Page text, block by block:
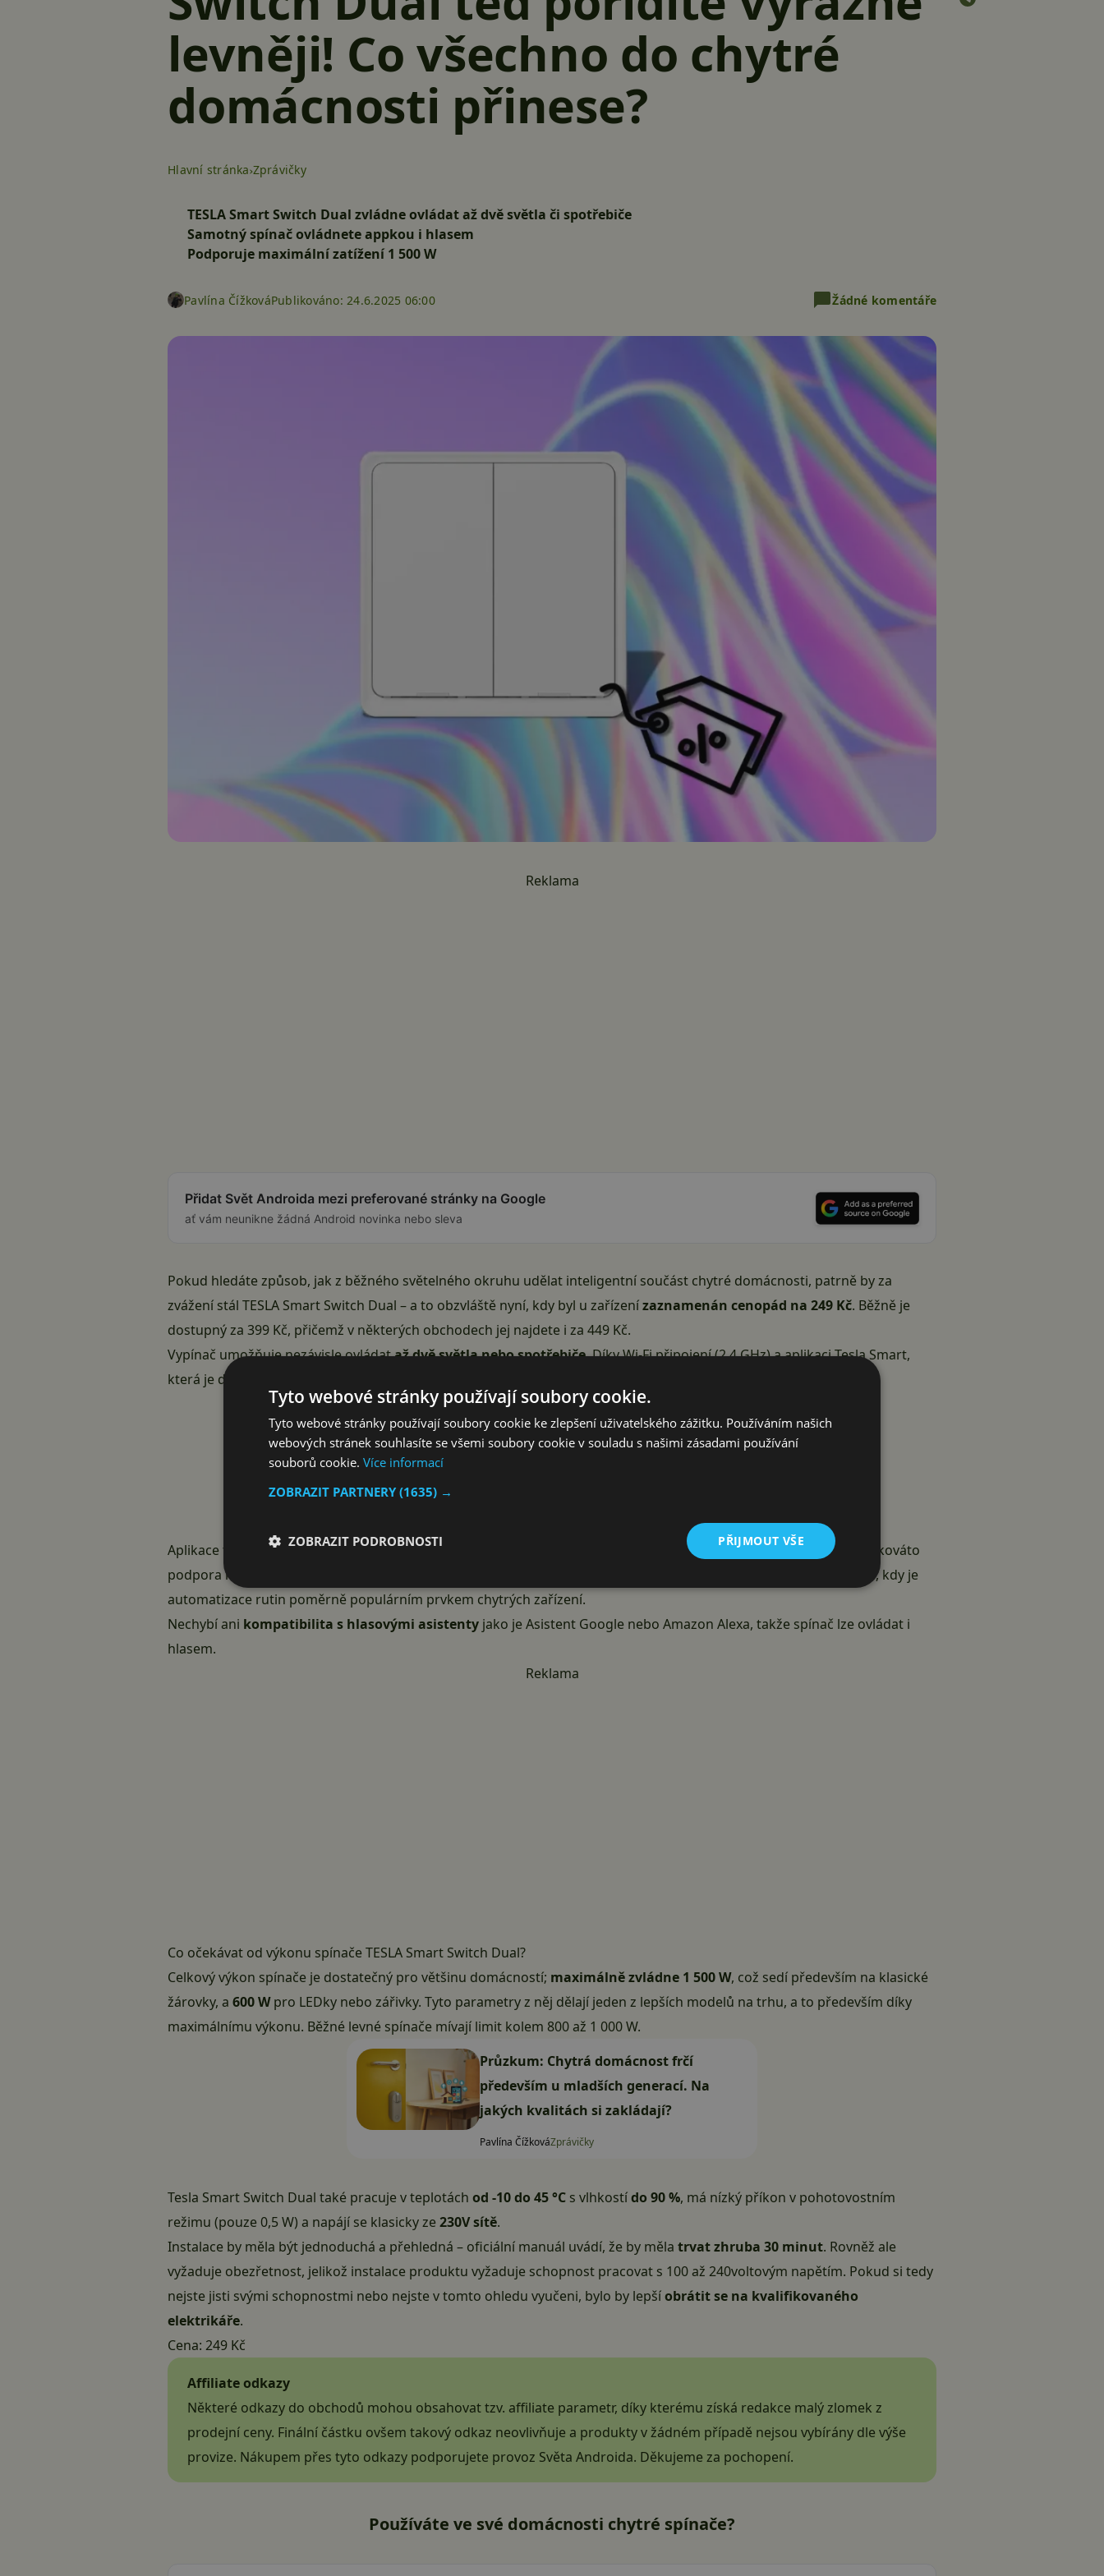
levněji! Co všechno do chytré
domácnosti přinese?
Hlavní stránka Zprávičky
TESLA Smart Switch Dual zvládne ovládat až dvě světla či spotřebiče
Samotný spínač ovládnete appkou i hlasem
Podporuje maximální zatížení 1 500 W
Pavlína ČížkováPublikováno: 24.6.2025 06:00 Žádné komentáře
Reklama
Přidat Svět Androida mezi preferované stránky na Google
ať vám neunikne žádná Android novinka nebo sleva
Pokud hledáte způsob, jak z běžného světelného okruhu udělat inteligentní součást chytré domácnosti, patrně by za
zvážení stál TESLA Smart Switch Dual – a to obzvláště nyní, kdy byl u zařízenízaznamenán cenopád na 249 Kč. Běžně je
dostupný za 399 Kč, přičemž v některých obchodech jej najdete i za 449 Kč.
Vypínač umožňuje nezávisle ovládataž dvě světla nebo spotřebiče. Díky Wi-Fi připojení (2,4 GHz) a aplikaci Tesla Smart,
která je dostupná pro Android i iOS, lze vše ovládat na dálku – takže třeba z gauče nebo úplně mimo domov.
Aplikace také umožňuje nastavitautomatické časovače
, které světla v daný čas rozsvítí, zhasnou nebo i ztlumí. Takováto
podpora harmonogramů z něj dělají rozumného kandidáta do ekosystémů chytrých domácnost, obzvláště v době, kdy je
automatizace rutin poměrně populárním prvkem chytrých zařízení.
Nechybí ani kompatibilita s hlasovými asistenty jako je Asistent Google nebo Amazon Alexa, takže spínač lze ovládat i
hlasem.
Reklama
Co očekávat od výkonu spínače TESLA Smart Switch Dual?
Celkový výkon spínače je dostatečný pro většinu domácností; maximálně zvládne 1 500 W, což sedí především na klasické
žárovky, a 600 Wpro LEDky nebo zářivky. Tyto parametry z něj dělají jeden z lepších modelů na trhu, a to především díky
maximálnímu výkonu. Běžné levné spínače mívají limit kolem 800 až 1 000 W.
Průzkum: Chytrá domácnost frčí
především u mladších generací. Na
jakých kvalitách si zakládají?
Pavlína ČížkováZprávičky
Tesla Smart Switch Dual také pracuje v teplotách od -10 do 45 °C s vlhkostído 90 %, má nízký příkon v pohotovostním
režimu (pouze 0,5 W) a napájí se klasicky ze230V sítě.
Instalace by měla být jednoduchá a přehledná – oficiální manuál uvádí, že by měla trvat zhruba 30 minut. Rovněž ale
vyžaduje obezřetnost, jelikož instalace produktu vyžaduje schopnost pracovat s 100 až 240voltovým napětím. Pokud si tedy
nejste jisti svými schopnostmi nebo nejste v tomto ohledu vyučeni, bylo by lepšíobrátit se na kvalifikovaného
elektrikáře.
Cena: 249 Kč
Affiliate odkazy
Některé odkazy do obchodů mohou obsahovat tzv. affiliate parametr, díky kterému získá redakce malý zlomek z
prodejní ceny. Finální částku ovšem takový odkaz neovlivňuje a produkty v žádném případě nejsou vybírány dle výše
provize. Nákupem přes tyto odkazy podporujete provoz Světa Androida. Děkujeme za pochopení.
Používáte ve své domácnosti chytré spínače?
Tyto webové stránky používají soubory cookie.
Tyto webové stránky používají soubory cookie ke zlepšení uživatelského zážitku. Používáním našich
webových stránek souhlasíte se všemi soubory cookie v souladu s našimi zásadami používání
souborů cookie. Více informací
ZOBRAZIT PARTNERY(1635) →
PŘIJMOUT VŠE
ZOBRAZIT PODROBNOSTI